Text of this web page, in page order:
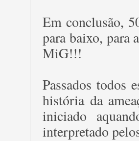
Em conclusão,
para baixo, para
MiG!!!
Passados todos
história da
iniciado
interpretado